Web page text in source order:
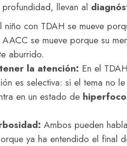
llevan al
niño con TDAH se mueve
se mueve porque su
aburrido.
la atención: En el
es selectiva: si el tema no
en un estado de hiperfoco
Ambos pueden
ya ha entendido el final